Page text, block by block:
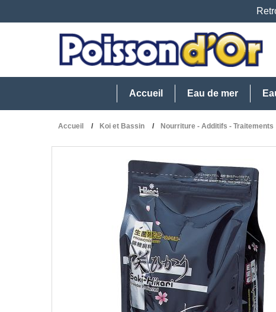
Accueil Eau de mer
Accueil Koi et Bassin Nourriture - Additifs - Traitements